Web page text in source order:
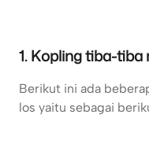
1. Kopling tiba-
Berikut ini ada
los yaitu sebagai